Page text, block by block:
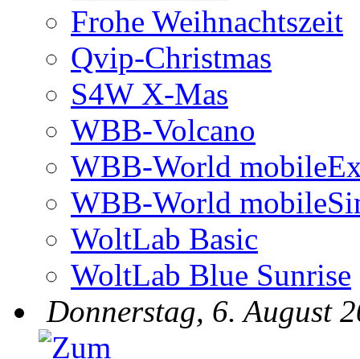
Frohe Weihnachtszeit
Qvip-Christmas
S4W X-Mas
WBB-Volcano
WBB-World
WBB-World
WoltLab Basic
WoltLab Blue Sunrise
Donnerstag, 6. August